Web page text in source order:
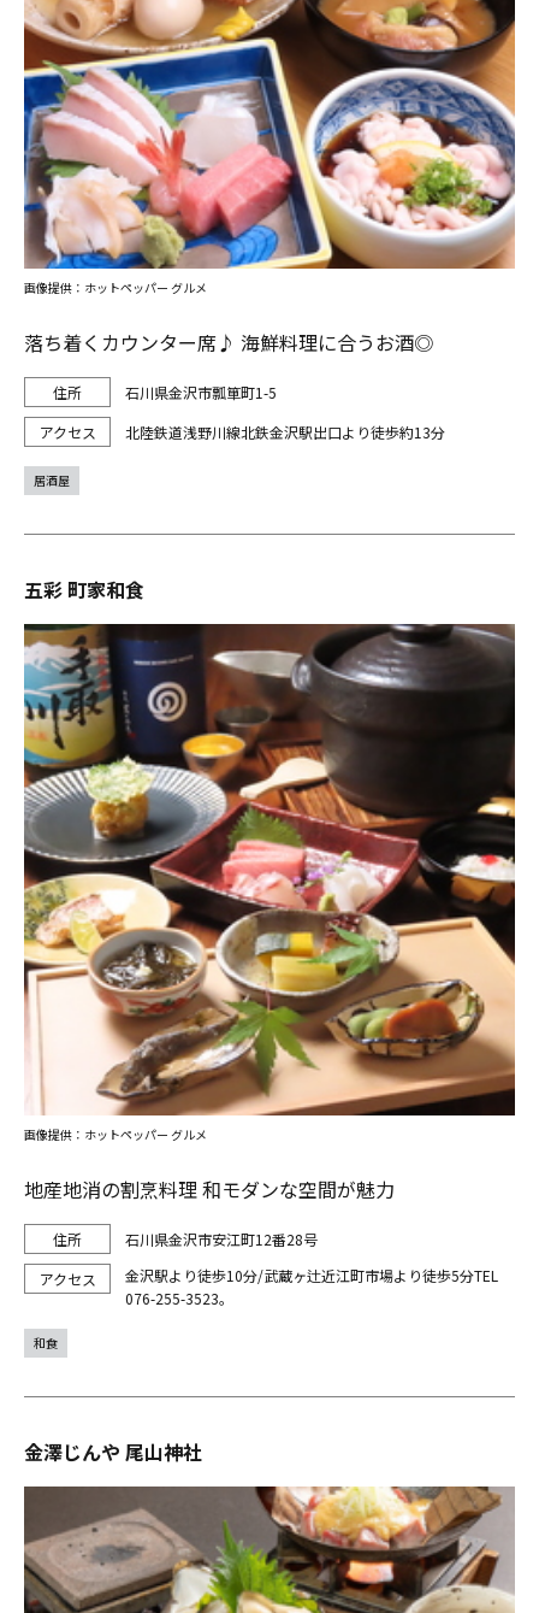
落ち着くカウンター席♪ 海鮮料理に合うお酒◎
石川県金沢市瓢箪町1-5
北陸鉄道浅野川線北鉄金沢駅出口より徒歩約13分
画像提供：ホットペッパー グルメ
居酒屋
五彩 町家和食
地産地消の割烹料理 和モダンな空間が魅力
石川県金沢市安江町12番28号
金沢駅より徒歩10分/武蔵ヶ辻近江町市場より徒歩5分TEL
076-255-3523。
画像提供：ホットペッパー グルメ
和食
金澤じんや 尾山神社